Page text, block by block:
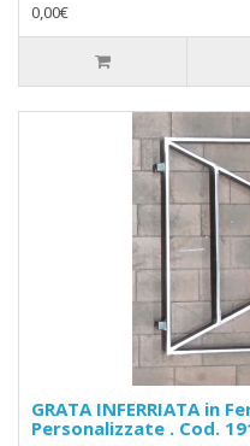
0,00€
GRATA INFERRIATA in
Personalizzate . Cod.